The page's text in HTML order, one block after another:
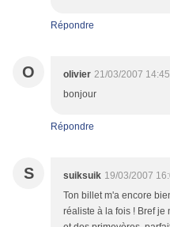
Répondre
O olivier 21/03/2007 14:45
bonjour
Répondre
S suiksuik 19/03/2007
Ton billet m'a encore
réaliste à la fois ! Bref je